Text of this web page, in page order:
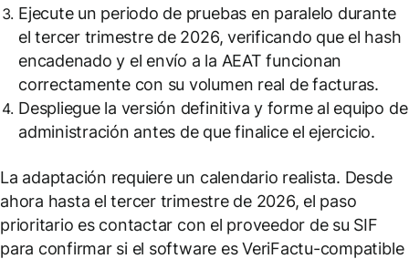
Ejecute un periodo de pruebas en paralelo durante
el tercer trimestre de 2026, verificando que el hash
encadenado y el envío a la AEAT funcionan
correctamente con su volumen real de facturas.
Despliegue la versión definitiva y forme al equipo de
administración antes de que finalice el ejercicio.
La adaptación requiere un calendario realista. Desde
ahora hasta el tercer trimestre de 2026, el paso
prioritario es contactar con el proveedor de su SIF
para confirmar si el software es VeriFactu-compatible